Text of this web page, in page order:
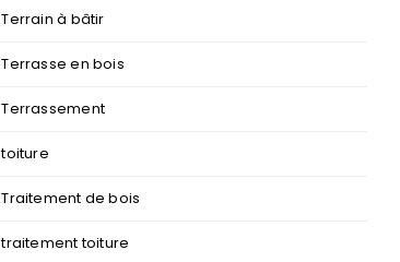
Terrain à bâtir
Terrasse en bois
Terrassement
toiture
Traitement de bois
traitement toiture